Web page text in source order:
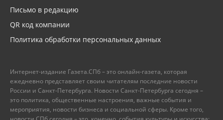
Письмо в редакцию
QR код компании
Политика обработки персональных данных
Интернет-издание Газета.СПб – это онлайн-газета, которая
ежедневно представляет своим читателям последние новости
России и Санкт-Петербурга. Новости Санкт-Петербурга сегодня –
это политика, общественные настроения, важные события и
мероприятия, новости бизнеса и социальной сферы. Кроме того,